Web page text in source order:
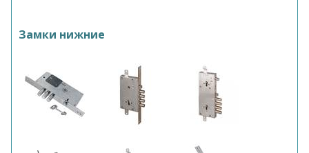
Замки нижние